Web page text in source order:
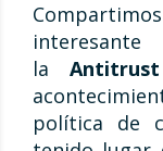
la
política de